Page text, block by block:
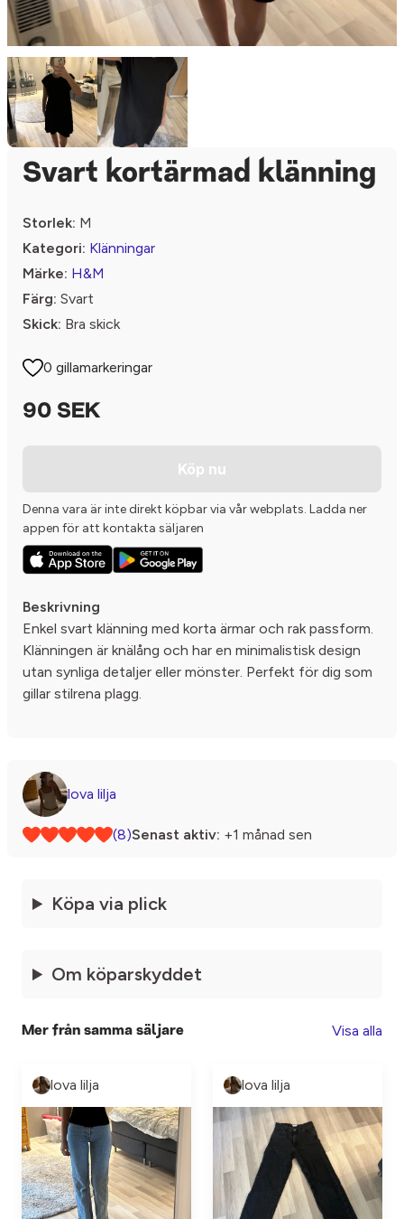
Svart kortärmad klänning
Storlek: M
Kategori: Klänningar
Märke: H&M
Färg: Svart
Skick: Bra skick
0 gillamarkeringar
90 SEK
Köp nu
Denna vara är inte direkt köpbar via vår webplats. Ladda ner
appen för att kontakta säljaren
Beskrivning
Enkel svart klänning med korta ärmar och rak passform.
Klänningen är knälång och har en minimalistisk design
utan synliga detaljer eller mönster. Perfekt för dig som
gillar stilrena plagg.
lova lilja
(8)Senast aktiv: +1 månad sen
Köpa via plick
Om köparskyddet
Mer från samma säljare Visa alla
lova lilja lova lilja